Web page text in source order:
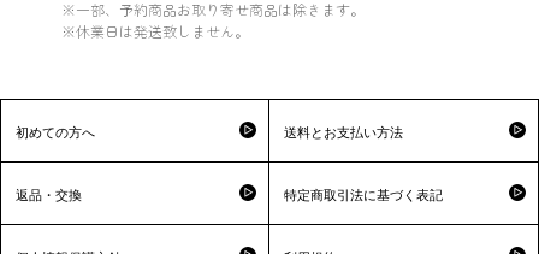
※一部、予約商品お取り寄せ商品は除きます。
※休業日は発送致しません。
初めての方へ 送料とお支払い方法
返品・交換 特定商取引法に基づく表記